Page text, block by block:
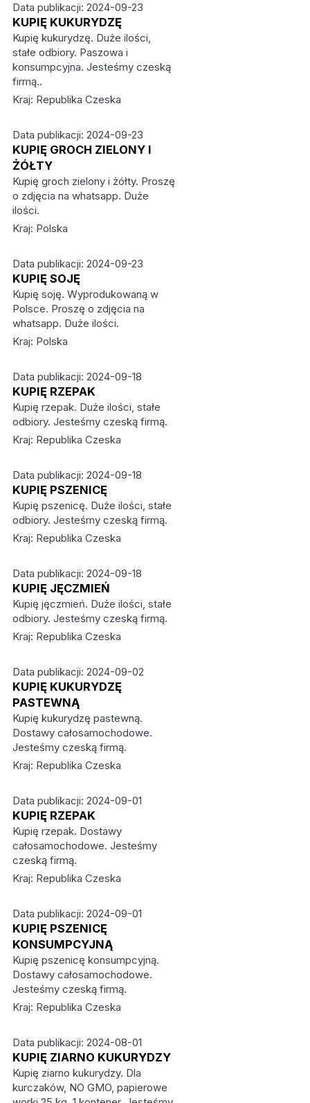
Data publikacji: 2024-09-23
KUPIĘ KUKURYDZĘ
Kupię kukurydzę. Duże ilości,
stałe odbiory. Paszowa i
konsumpcyjna. Jesteśmy czeską
firmą..
Kraj: Republika Czeska
Data publikacji: 2024-09-23
KUPIĘ GROCH ZIELONY I
ŻÓŁTY
Kupię groch zielony i żółty. Proszę
o zdjęcia na whatsapp. Duże
ilości.
Kraj: Polska
Data publikacji: 2024-09-23
KUPIĘ SOJĘ
Kupię soję. Wyprodukowaną w
Polsce. Proszę o zdjęcia na
whatsapp. Duże ilości.
Kraj: Polska
Data publikacji: 2024-09-18
KUPIĘ RZEPAK
Kupię rzepak. Duże ilości, stałe
odbiory. Jesteśmy czeską firmą.
Kraj: Republika Czeska
Data publikacji: 2024-09-18
KUPIĘ PSZENICĘ
Kupię pszenicę. Duże ilości, stałe
odbiory. Jesteśmy czeską firmą.
Kraj: Republika Czeska
Data publikacji: 2024-09-18
KUPIĘ JĘCZMIEŃ
Kupię jęczmień. Duże ilości, stałe
odbiory. Jesteśmy czeską firmą.
Kraj: Republika Czeska
Data publikacji: 2024-09-02
KUPIĘ KUKURYDZĘ
PASTEWNĄ
Kupię kukurydzę pastewną.
Dostawy całosamochodowe.
Jesteśmy czeską firmą.
Kraj: Republika Czeska
Data publikacji: 2024-09-01
KUPIĘ RZEPAK
Kupię rzepak. Dostawy
całosamochodowe. Jesteśmy
czeską firmą.
Kraj: Republika Czeska
Data publikacji: 2024-09-01
KUPIĘ PSZENICĘ
KONSUMPCYJNĄ
Kupię pszenicę konsumpcyjną.
Dostawy całosamochodowe.
Jesteśmy czeską firmą.
Kraj: Republika Czeska
Data publikacji: 2024-08-01
KUPIĘ ZIARNO KUKURYDZY
Kupię ziarno kukurydzy. Dla
kurczaków, NO GMO, papierowe